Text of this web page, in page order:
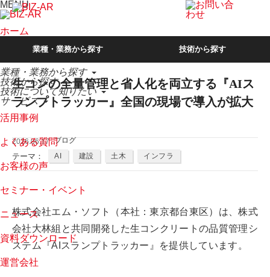
MENU
ホーム
当社が選ばれる理由
業種・業務から探す
技術から探す
技術について知りたい
サービス
活用事例
よくある質問
お客様の声
セミナー・イベント
ニュース
資料ダウンロード
運営会社
業種・業務から探す 技術から探す
生コンの全量管理と省人化を両立する『AIス
ランプトラッカー』全国の現場で導入が拡大
2026.06.17 ブログ
テーマ： AI 建設 土木 インフラ
株式会社エム・ソフト（本社：東京都台東区）は、株式
会社大林組と共同開発した生コンクリートの品質管理シ
ステム『AIスランプトラッカー』を提供しています。